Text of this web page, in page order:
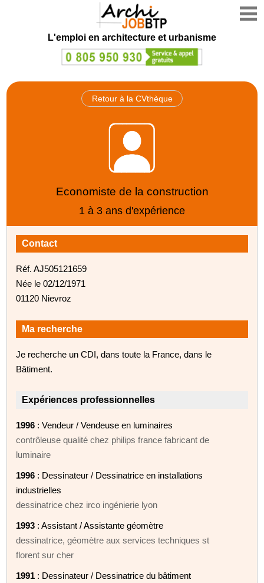
L'emploi en architecture et urbanisme
Retour à la CVthèque
Economiste de la construction
1 à 3 ans d'expérience
Contact
Réf. AJ505121659
Née le 02/12/1971
01120 Nievroz
Ma recherche
Je recherche un CDI, dans toute la France, dans le
Bâtiment.
Expériences professionnelles
1996 : Vendeur / Vendeuse en luminaires
contrôleuse qualité chez philips france fabricant de
luminaire
1996 : Dessinateur / Dessinatrice en installations
industrielles
dessinatrice chez irco ingénierie lyon
1993 : Assistant / Assistante géomètre
dessinatrice, géomètre aux services techniques st
florent sur cher
1991 : Dessinateur / Dessinatrice du bâtiment